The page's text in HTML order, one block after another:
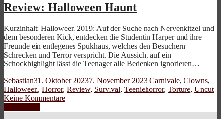
Review: Halloween Haunt
Kurzinhalt: Halloween 2019: Auf der Suche nach Nervenkitzel und
dem besonderen Kick, entdecken die Studentin Harper und ihre
Freunde ein entlegenes Spukhaus, welches den Besuchern
Schrecken und Terror verspricht. Die Aussicht auf ein
Schockhighlight lässt die Teenager alle Bedenken ignorieren…
Sebastian31. Oktober 20237. November 2023 Carnivale, Clowns,
Halloween, Horror, Review, Survival, Teeniehorror, Torture, Uncut
Keine Kommentare